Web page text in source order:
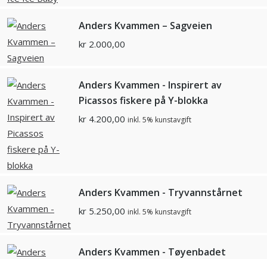
Anders Kvammen – Sagveien
kr 2.000,00
Anders Kvammen - Inspirert av
Picassos fiskere på Y-blokka
kr 4.200,00 inkl. 5% kunstavgift
Anders Kvammen - Tryvannstårnet
kr 5.250,00 inkl. 5% kunstavgift
Anders Kvammen - Tøyenbadet